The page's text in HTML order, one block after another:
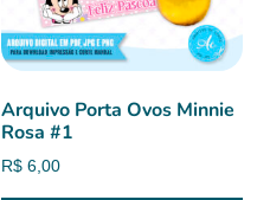
Arquivo Porta Ovos Minnie
Rosa #1
R$ 6,00